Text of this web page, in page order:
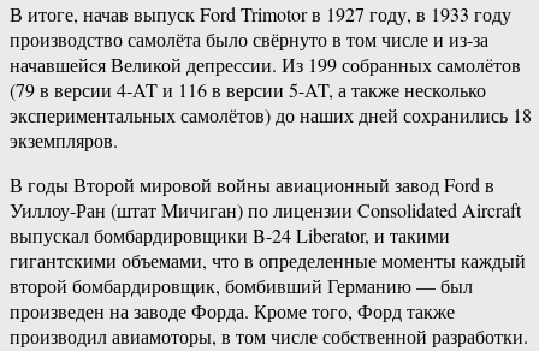
В итоге, начав выпуск Ford Trimotor в 1927 году, в 1933 году
производство самолёта было свёрнуто в том числе и из-за
начавшейся Великой депрессии. Из 199 собранных самолётов
(79 в версии 4-AT и 116 в версии 5-AT, а также несколько
экспериментальных самолётов) до наших дней сохранились 18
экземпляров.
В годы Второй мировой войны авиационный завод Ford в
Уиллоу-Ран (штат Мичиган) по лицензии Consolidated Aircraft
выпускал бомбардировщики B-24 Liberator, и такими
гигантскими объемами, что в определенные моменты каждый
второй бомбардировщик, бомбивший Германию — был
произведен на заводе Форда. Кроме того, Форд также
производил авиамоторы, в том числе собственной разработки.